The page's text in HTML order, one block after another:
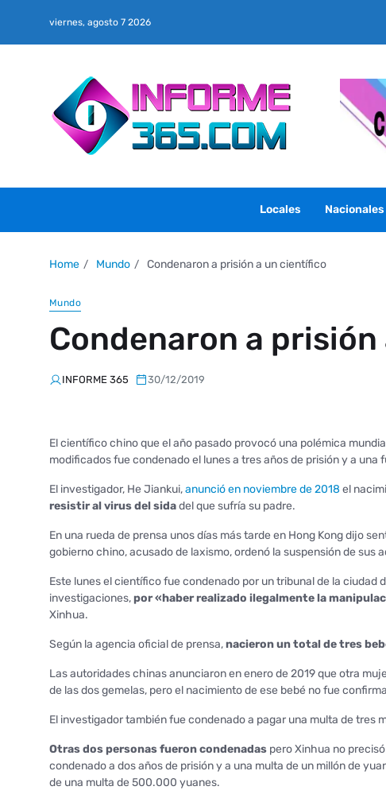
viernes, agosto 7 2026
Locales Nacionales
Home Mundo Condenaron a prisión a un científico
Mundo
Condenaron a
INFORME 365 30/12/2019
El científico chino que el año pasado provocó una polémica
modificados fue condenado el lunes a tres años de prisión y a una
El investigador, He Jiankui,anunció en noviembre de 2018 el
resistir al virus del sidadel que sufría su padre.
En una rueda de prensa unos días más tarde en Hong Kong dijo
gobierno chino, acusado de laxismo, ordenó la suspensión de
Este lunes el científico fue condenado por un tribunal de la ciudad
investigaciones,por «haber realizado ilegalmente la
Xinhua.
Según la agencia oficial de prensa,nacieron un total de tres
Las autoridades chinas anunciaron en enero de 2019 que otra
de las dos gemelas, pero el nacimiento de ese bebé no fue
El investigador también fue condenado a pagar una multa de tres
Otras dos personas fueron condenadas pero Xinhua no
condenado a dos años de prisión y a una multa de un millón de
de una multa de 500.000 yuanes.